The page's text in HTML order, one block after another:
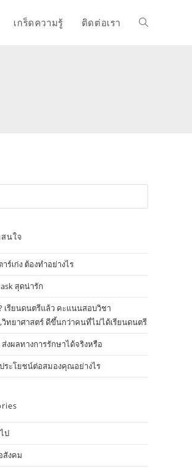
เกร็ดความรู้ ติดต่อเรา
สนใจ
ร์เก่ง ต้องทำอย่างไร
สุดน่ารัก
เรียนดนตรีแล้ว คะแนนสอบวิชา
วิทยาศาสตร์ ดีขึ้นกว่าคนที่ไม่ได้เรียนดนตรี
งผลทางการรักษาได้จริงหรือ
ระโยชน์ต่อสมองคุณอย่างไร
ป
สังคม